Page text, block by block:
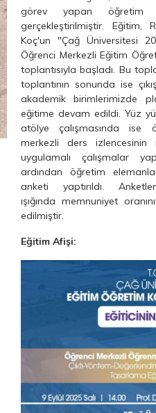
görev yapan öğretim
gerçekleştirilmiştir. Eğitim,
Koç'un "Çağ Üniversitesi
Öğrenci Merkezli Eğitim
toplantısıyla başladı. Bu
toplantının sonunda ise
akademik birimlerimizde
eğitime devam edildi. Yüz
atölye çalışmasında ise
merkezli ders izlencesinin
uygulamalı çalışmalar
ardından öğretim
anketi yaptırıldı.
ışığında memnuniyet
edilmiştir.
Eğitim Afişi: